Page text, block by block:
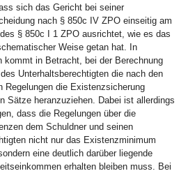
sich das Gericht bei seiner
nach § 850c IV ZPO einseitig am
§ 850c I 1 ZPO ausrichtet, wie es das
Weise getan hat. In
kommt in Betracht, bei der Berechnung
Unterhaltsberechtigten die nach den
Regelungen die Existenzsicherung
Sätze heranzuziehen. Dabei ist allerdings
dass die Regelungen über die
dem Schuldner und seinen
nicht nur das Existenzminimum
eine deutlich darüber liegende
erhalten bleiben muss. Bei